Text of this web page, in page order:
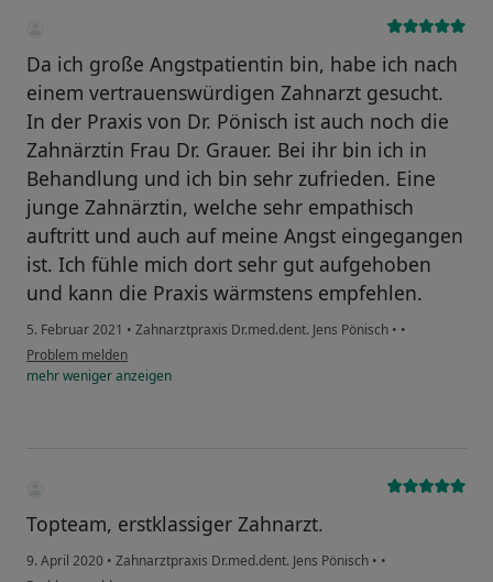
Da ich große Angstpatientin bin, habe ich nach
einem vertrauenswürdigen Zahnarzt gesucht.
In der Praxis von Dr. Pönisch ist auch noch die
Zahnärztin Frau Dr. Grauer. Bei ihr bin ich in
Behandlung und ich bin sehr zufrieden. Eine
junge Zahnärztin, welche sehr empathisch
auftritt und auch auf meine Angst eingegangen
ist. Ich fühle mich dort sehr gut aufgehoben
und kann die Praxis wärmstens empfehlen.
5. Februar 2021 • Zahnarztpraxis Dr.med.dent. Jens Pönisch • •
Problem melden
mehrwenigeranzeigen
Topteam, erstklassiger Zahnarzt.
9. April 2020 • Zahnarztpraxis Dr.med.dent. Jens Pönisch • •